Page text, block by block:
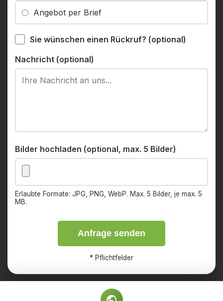
Angebot per Brief
Sie wünschen einen Rückruf? (optional)
Nachricht (optional)
Bilder hochladen (optional, max. 5 Bilder)
Erlaubte Formate: JPG, PNG, WebP. Max. 5 Bilder, je max. 5
MB.
Anfrage senden
* Pflichtfelder